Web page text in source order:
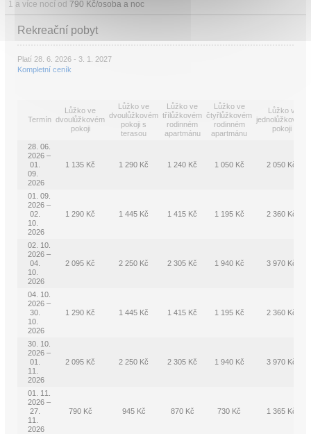
1 a více nocí od 790 Kč/osoba a noc
Rekreační pobyt
Platí 28. 6. 2026 - 3. 1. 2027
Kompletní ceník
Termín
Lůžko ve
dvoulůžkovém
pokoji
Lůžko ve
dvoulůžkovém
pokoji s
terasou
Lůžko ve
třílůžkovém
rodinném
apartmánu
Lůžko ve
čtyřlůžkovém
rodinném
apartmánu
Lůžko v
jednolůžkovém
pokoji
28. 06.
2026 –
01.
09.
2026
1 135 Kč 1 290 Kč 1 240 Kč 1 050 Kč 2 050 Kč
01. 09.
2026 –
02.
10.
2026
1 290 Kč 1 445 Kč 1 415 Kč 1 195 Kč 2 360 Kč
02. 10.
2026 –
04.
10.
2026
2 095 Kč 2 250 Kč 2 305 Kč 1 940 Kč 3 970 Kč
04. 10.
2026 –
30.
10.
2026
1 290 Kč 1 445 Kč 1 415 Kč 1 195 Kč 2 360 Kč
30. 10.
2026 –
01.
11.
2026
2 095 Kč 2 250 Kč 2 305 Kč 1 940 Kč 3 970 Kč
01. 11.
2026 –
27.
11.
2026
790 Kč 945 Kč 870 Kč 730 Kč 1 365 Kč